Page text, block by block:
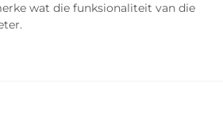
wat die funksionaliteit van die